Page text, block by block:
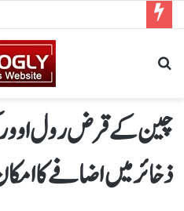
چین کےقرض رول
ذخائرمیں